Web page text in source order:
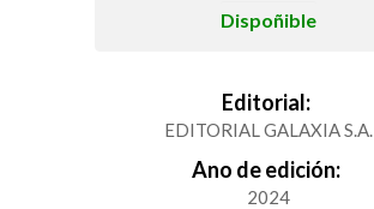
Dispoñible
Editorial:
EDITORIAL GALAXIA S.A.
Ano de edición:
2024